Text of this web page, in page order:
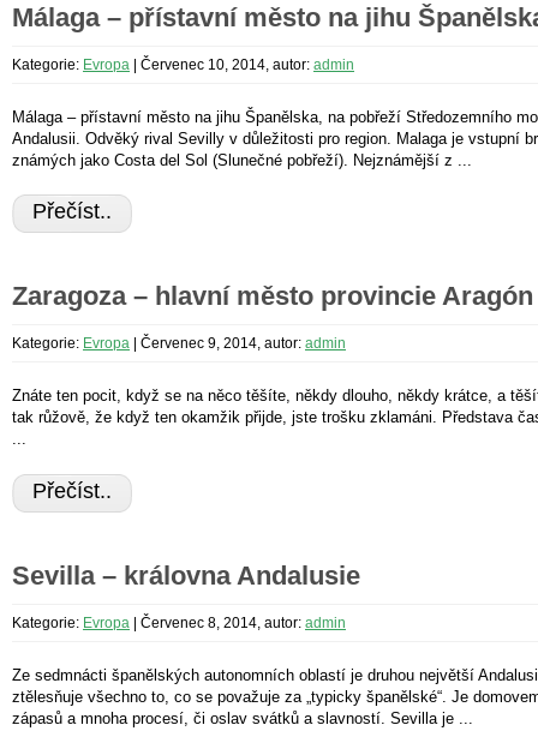
Málaga – přístavní město na jihu
Kategorie: Evropa | Červenec 10, 2014, autor: admin
Málaga – přístavní město na jihu Španělska, na pobřeží Středozemního
Andalusii. Odvěký rival Sevilly v důležitosti pro region. Malaga je vstupní
známých jako Costa del Sol (Slunečné pobřeží). Nejznámější z ...
Přečíst..
Zaragoza – hlavní město provincie Aragón
Kategorie: Evropa Červenec 9, 2014, autor: admin
Znáte ten pocit, když se na něco těšíte, někdy dlouho, někdy krátce, a
tak růžově, že když ten okamžik přijde, jste trošku zklamáni. Představa
...
Přečíst..
Sevilla – královna Andalusie
Kategorie: Evropa | Červenec 8, 2014, autor: admin
Ze sedmnácti španělských autonomních oblastí je druhou největší
ztělesňuje všechno to, co se považuje za „typicky španělské“. Je
zápasů a mnoha procesí, či oslav svátků a slavností. Sevilla je ...